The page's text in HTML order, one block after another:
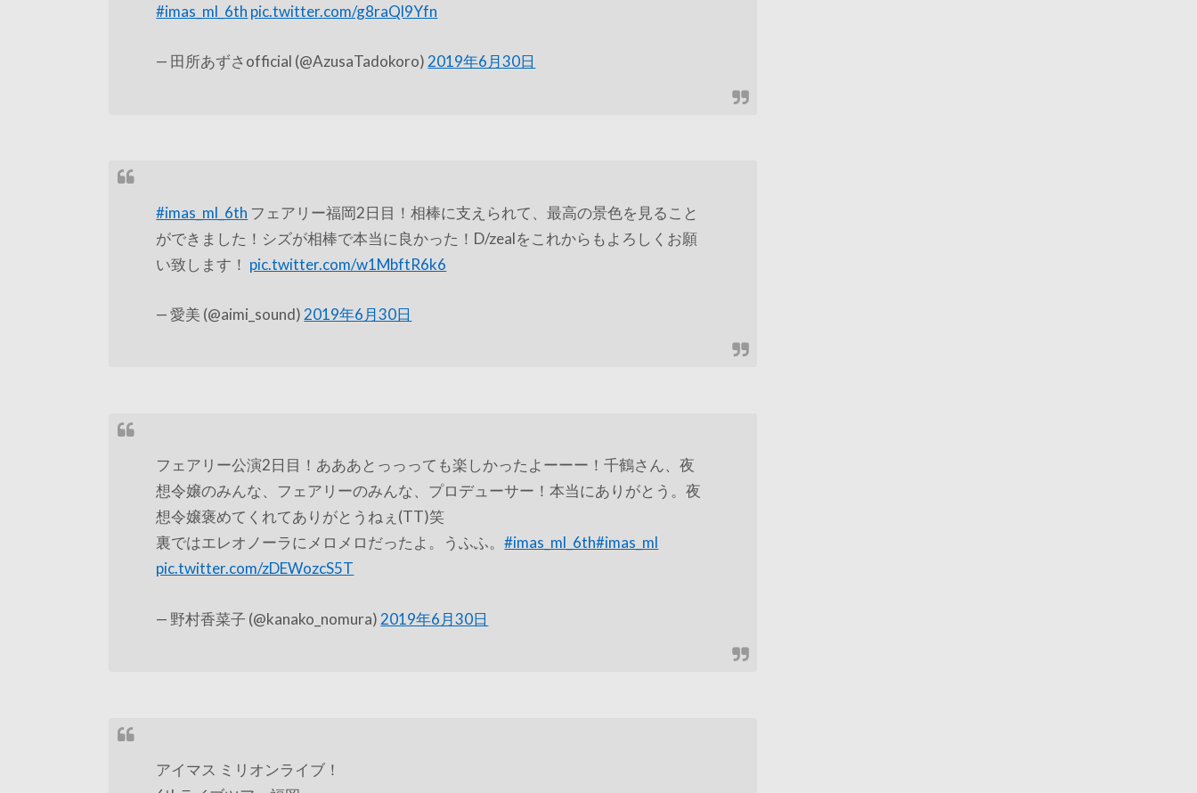
#imas_ml_6th pic.twitter.com/g8raQl9Yfn
— 田所あずさofficial (@AzusaTadokoro) 2019年6月30日
#imas_ml_6th フェアリー福岡2日目！相棒に支えられて、最高の景色を見ること
ができました！シズが相棒で本当に良かった！D/zealをこれからもよろしくお願
い致します！ pic.twitter.com/w1MbftR6k6
— 愛美 (@aimi_sound) 2019年6月30日
フェアリー公演2日目！あああとっっっても楽しかったよーーー！千鶴さん、夜
想令嬢のみんな、フェアリーのみんな、プロデューサー！本当にありがとう。夜
想令嬢褒めてくれてありがとうねぇ(TT)笑
裏ではエレオノーラにメロメロだったよ。うふふ。#imas_ml_6th#imas_ml
pic.twitter.com/zDEWozcS5T
— 野村香菜子 (@kanako_nomura) 2019年6月30日
アイマス ミリオンライブ！